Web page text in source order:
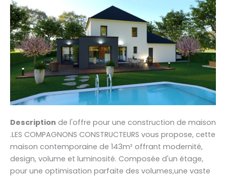
Description de l'offre pour une construction de maison
.LES COMPAGNONS CONSTRUCTEURS vous propose, cette
maison contemporaine de 143m² offrant modernité,
design, volume et luminosité. Composée d'un étage,
pour une optimisation parfaite des volumes,une vaste